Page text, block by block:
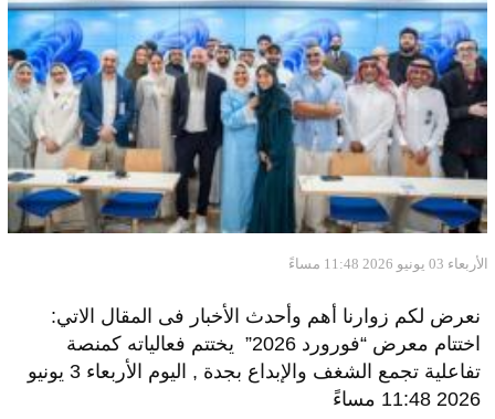
الأربعاء 03 يونيو 2026 11:48 مساءً
نعرض لكم زوارنا أهم وأحدث الأخبار فى المقال الاتي:
اختتام معرض “فورورد 2026” يختتم فعالياته كمنصة
تفاعلية تجمع الشغف والإبداع بجدة , اليوم الأربعاء 3 يونيو
2026 11:48 مساءً